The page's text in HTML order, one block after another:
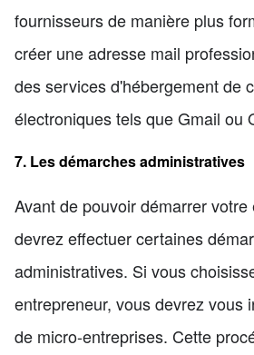
fournisseurs de manière plus
créer une adresse mail
des services d'hébergement de
électroniques tels que Gmail ou
7. Les démarches administratives
Avant de pouvoir démarrer
devrez effectuer certaines
administratives. Si vous
entrepreneur, vous devrez vous
de micro-entreprises. Cette